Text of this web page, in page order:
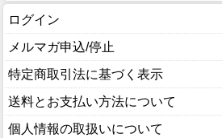
ログイン
メルマガ申込/停止
特定商取引法に基づく表示
送料とお支払い方法について
個人情報の取扱いについて